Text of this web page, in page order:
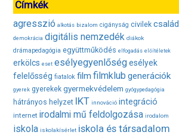
Címkék
agresszió alkotás bizalom cigányság civilek család
demokrácia digitális nemzedék diákok
drámapedagógia együttműködés elfogadás előítéletek
erkölcs eset esélyegyenlőségesélyek
felelősség fiatalok film filmklub generációk
gyerek gyerekek gyermekvédelem gyógypedagógia
hátrányos helyzet IKT innováció integráció
internet irodalmi mű feldolgozása irodalom
iskola iskolakísérlet iskola és társadalom